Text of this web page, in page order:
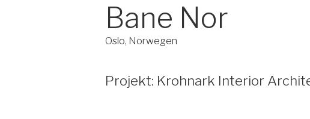
Bane Nor
Oslo, Norwegen
Projekt: Krohnark Interior